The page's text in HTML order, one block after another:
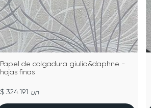
Papel de colgadura giulia&daphne -
hojas finas
$ 324.191 un